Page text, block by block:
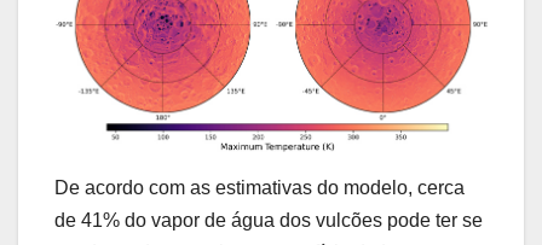
De acordo com as estimativas do modelo, cerca
de 41% do vapor de água dos vulcões pode ter se